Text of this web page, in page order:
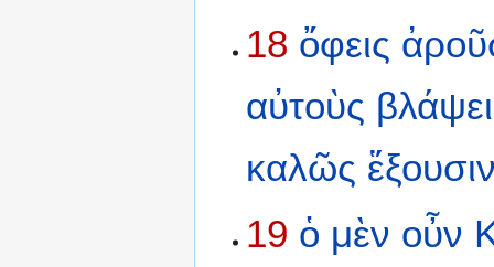
18 ὄφεις
αὐτοὺς βλάψει
καλῶς
19 ὁ μὲν οὖν